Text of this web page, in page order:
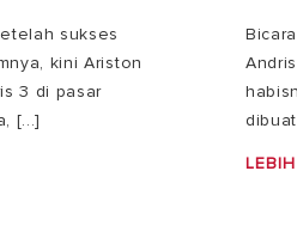
sukses
kini Ariston
3 di pasar
[...]